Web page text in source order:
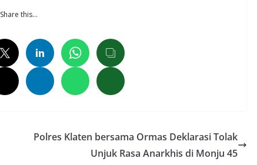
Share this…
Polres Klaten bersama Ormas Deklarasi Tolak
Unjuk Rasa Anarkhis di Monju 45